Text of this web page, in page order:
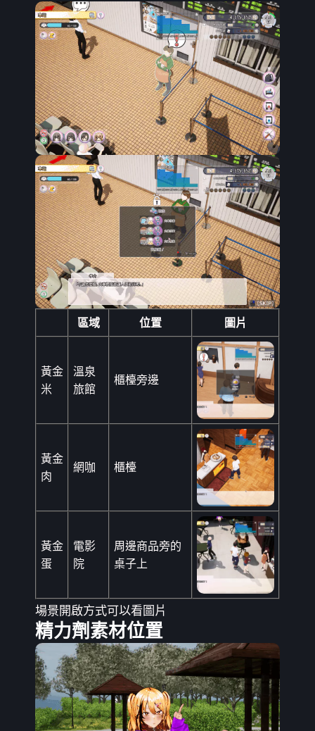
區域 位置 圖片
黃金
米
溫泉
旅館
櫃檯旁邊
黃金
肉
網咖 櫃檯
黃金
蛋
電影
院
周邊商品旁的
桌子上
場景開啟方式可以看圖片
精力劑素材位置